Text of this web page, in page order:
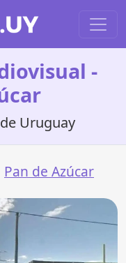
-
Uruguay
Pan de Azúcar